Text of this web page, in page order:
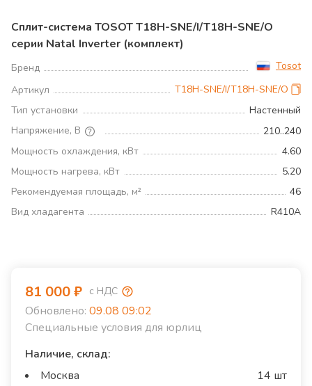
Сплит-система TOSOT T18H-SNE/I/T18H-SNE/O
серии Natal Inverter (комплект)
Бренд
Tosot
Артикул
T18H-SNE/I/T18H-SNE/O
Тип установки
Настенный
Напряжение, В
210..240
Мощность охлаждения, кВт
4.60
Мощность нагрева, кВт
5.20
Рекомендуемая площадь, м²
46
Вид хладагента
R410A
81 000₽ с НДС
Обновлено: 09.08 09:02
Специальные условия для юрлиц
Наличие, склад:
Москва
14 шт